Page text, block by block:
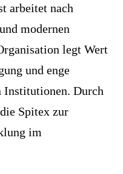
arbeitet nach
modernen
legt Wert
und enge
Institutionen. Durch
Spitex zur
im